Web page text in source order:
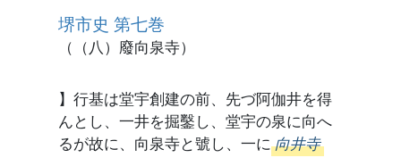
堺市史 第七巻
（（八）廢向泉寺）
】行基は堂宇創建の前、先づ阿伽井を得
んとし、一井を掘鑿し、堂宇の泉に向へ
るが故に、向泉寺と號し、一に 向井寺